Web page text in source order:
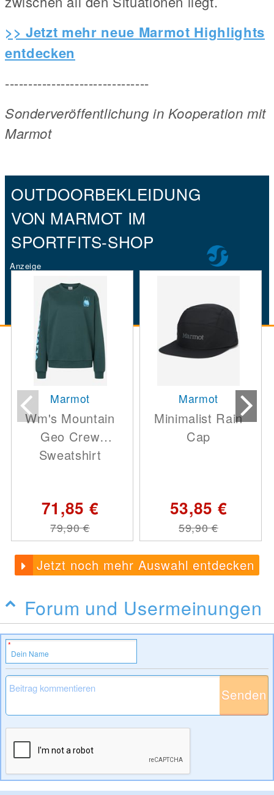
>> Jetzt mehr neue Marmot Highlights
entdecken
-------------------------------
Sonderveröffentlichung in Kooperation mit
Marmot
OUTDOORBEKLEIDUNG
VON MARMOT IM
SPORTFITS-SHOP
Anzeige
Marmot
Wm's Mountain
Geo Crew
Sweatshirt
71,85 €
79,90 €
Marmot
Minimalist Rain
Cap
53,85 €
59,90 €
Jetzt noch mehr Auswahl entdecken
Forum und Usermeinungen
Senden